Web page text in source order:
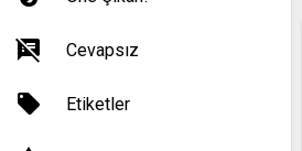
Cevapsız
Etiketler